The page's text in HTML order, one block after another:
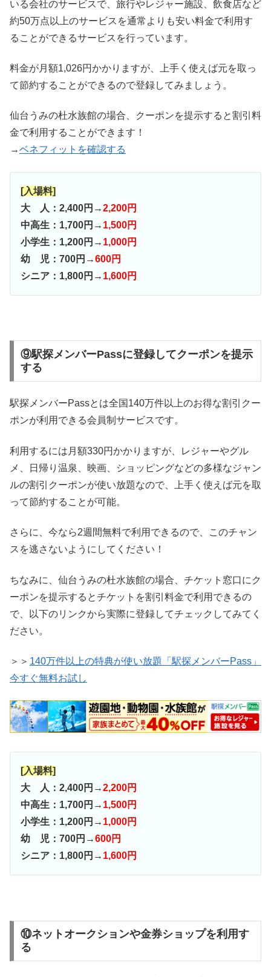
いる会社のサービスで、旅行やレジャー施設、飲食店など
約50万点以上のサービスを通常よりも安い料金で利用す
ることができるサービスを行っています。
料金が月額1,026円かかりますが、上手く使えば元を取っ
て節約することができるので登録してみましょう。
仙台うみの杜水族館の場合、クーポンを提示すると割引料
金で利用することができます！
→ベネフィットを確認する
[入場料]
大 人：2,400円→2,200円
中高生：1,700円→ 1,500円
小学生：1,200円→ 1,000円
幼 児：700円→600円
シニア：1,800円→ 1,600円
⑨駅探メンバーPassに登録してクーポンを提示
する
駅探メンバーPassとは全国140万件以上のお得な割引クー
ポンが利用できる会員制サービスです。
利用するには月額330円かかりますが、レジャーやグル
メ、日帰り温泉、映画、ショッピングなどの多様なジャン
ルの割引クーポンが使い放題なので、上手く使えば元を取
って節約することが可能。
さらに、今なら2週間無料で利用できるので、このチャン
スを逃さないようにしてください！
ちなみに、仙台うみの杜水族館の場合、チケット窓口にク
ーポンを提示するとチケットを割引料金で利用できるの
で、以下のリンクから実際に登録してチェックしてみてく
ださい。
＞＞ 140万件以上の特典が使い放題「駅探メンバーPass」
今すぐ無料お試し
[入場料]
大 人：2,400円→2,200円
中高生：1,700円→ 1,500円
小学生：1,200円→ 1,000円
幼 児：700円→600円
シニア：1,800円→ 1,600円
⑩ネットオークションや金券ショップを利用す
る